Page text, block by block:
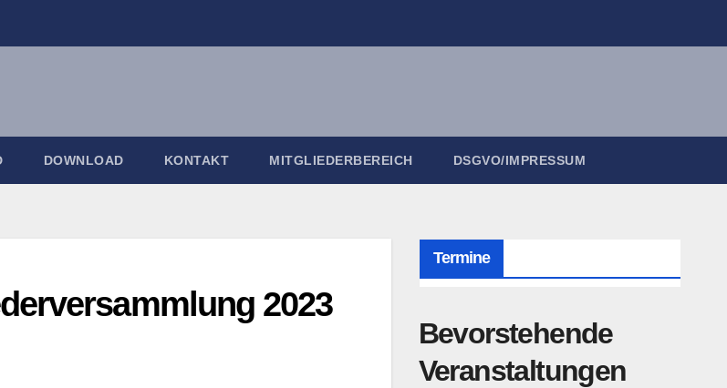
DOWNLOAD KONTAKT MITGLIEDERBEREICH DSGVO/IMPRESSUM
2023
Termine
Bevorstehende
Veranstaltungen